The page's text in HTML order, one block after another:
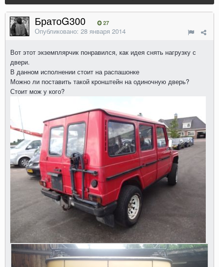
БратоG300 27
Опубликовано: 28 января 2014
Вот этот экземплярчик понравился, как идея снять нагрузку с
двери.
В данном исполнении стоит на распашонке
Можно ли поставить такой кронштейн на одиночную дверь?
Стоит мож у кого?